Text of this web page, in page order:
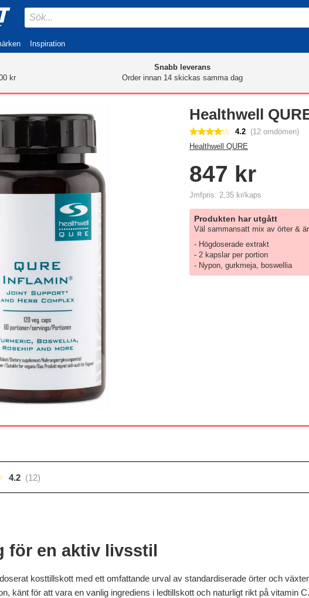
Inspiration
kr
Snabb leverans
Order innan 14 skickas samma dag
Healthwell
4.2 (12 omdömen)
Healthwell QURE
847 kr
Jmfpris: 2,35 kr/kaps
Produkten har utgått
Väl sammansatt mix av örter &
- Högdoserade extrakt
- 2 kapslar per portion
- Nypon, gurkmeja, boswellia
4.2
för en aktiv livsstil
kosttillskott med ett omfattande urval av standardiserade örter och
känt för att vara en vanlig ingrediens i ledtillskott och naturligt rikt på vitamin